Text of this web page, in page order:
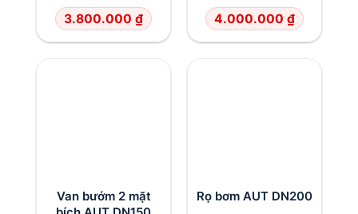
3.800.000 ₫ 4.000.000 ₫
Van bướm 2 mặt
Rọ bơm AUT DN200